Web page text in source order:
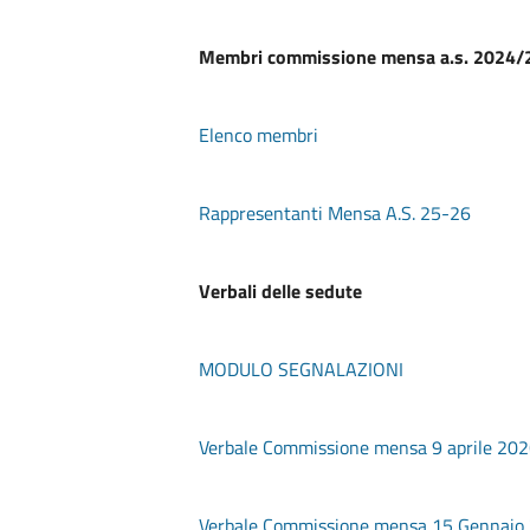
Membri commissione mensa a.s. 2024/
Elenco membri
Rappresentanti Mensa A.S. 25-26
Verbali delle sedute
MODULO SEGNALAZIONI
Verbale Commissione mensa 9 aprile